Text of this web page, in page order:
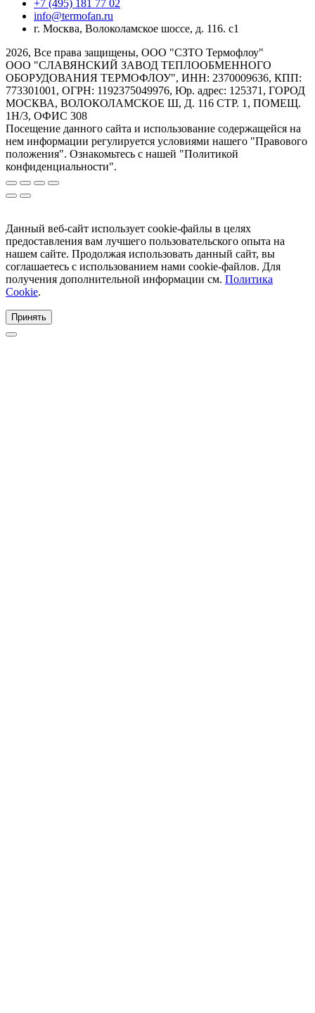
+7 (495) 181 77 02
info@termofan.ru
г. Москва, Волоколамское шоссе, д. 116. с1
2026, Все права защищены, ООО "СЗТО Термофлоу"
ООО "СЛАВЯНСКИЙ ЗАВОД ТЕПЛООБМЕННОГО
ОБОРУДОВАНИЯ ТЕРМОФЛОУ", ИНН: 2370009636, КПП:
773301001, ОГРН: 1192375049976, Юр. адрес: 125371, ГОРОД
МОСКВА, ВОЛОКОЛАМСКОЕ Ш, Д. 116 СТР. 1, ПОМЕЩ.
1Н/3, ОФИС 308
Посещение данного сайта и использование содержащейся на
нем информации регулируется условиями нашего "Правового
положения". Ознакомьтесь с нашей "Политикой
конфиденциальности".
Данный веб-сайт использует cookie-файлы в целях
предоставления вам лучшего пользовательского опыта на
нашем сайте. Продолжая использовать данный сайт, вы
соглашаетесь с использованием нами cookie-файлов. Для
получения дополнительной информации см. Политика
Cookie.
Принять